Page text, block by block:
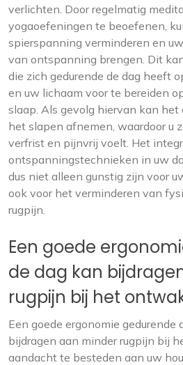
verlichten. Door regelmatig
yogaoefeningen te beoefenen,
spierspanning verminderen en
van ontspanning brengen. Dit
die zich gedurende de dag heeft
en uw lichaam voor te bereiden
slaap. Als gevolg hiervan kan het
het slapen afnemen, waardoor u
verfrist en pijnvrij voelt. Het
ontspanningstechnieken in uw
dus niet alleen gunstig zijn voor
ook voor het verminderen van
rugpijn.
Een goede
de dag kan
rugpijn bij het
Een goede ergonomie gedurende
bijdragen aan minder rugpijn bij
aandacht te besteden aan uw